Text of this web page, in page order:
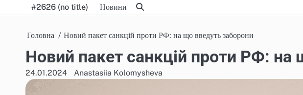
to
#2626 (no title) Новини
Головна Новий пакет санкцій проти РФ: на що введуть заборони
Новий пакет санкцій проти РФ: на
24.01.2024 Anastasiia Kolomysheva